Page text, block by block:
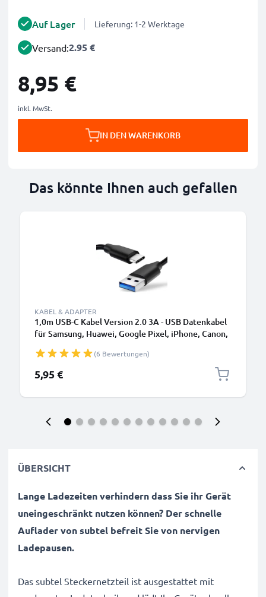
Auf Lager Lieferung: 1-2 Werktage
Versand:2.95 €
8,95 €
inkl. MwSt.
IN DEN WARENKORB
Das könnte Ihnen auch gefallen
KABEL & ADAPTER
1,0m USB-C Kabel Version 2.0 3A - USB Datenkabel
für Samsung, Huawei, Google Pixel, iPhone, Canon,
(6 Bewertungen)
5,95 €
ÜBERSICHT
Lange Ladezeiten verhindern dass Sie ihr Gerät
uneingeschränkt nutzen können? Der schnelle
Auflader von subtel befreit Sie von nervigen
Ladepausen.
Das subtel Steckernetzteil ist ausgestattet mit